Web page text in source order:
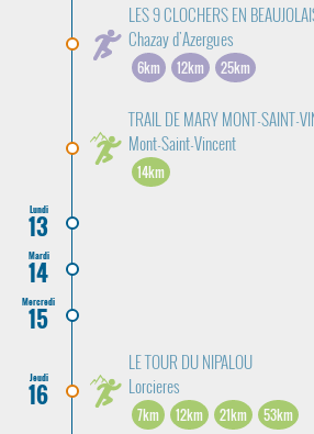
LES 9 CLOCHERS EN
Chazay d'Azergues
6km 12km 25km
TRAIL DE MARY MONT-SAINT-
Mont-Saint-Vincent
14km
Lundi
13
Mardi
14
Mercredi
15
Jeudi
16
LE TOUR DU NIPALOU
Lorcieres
7km 12km 21km 53km